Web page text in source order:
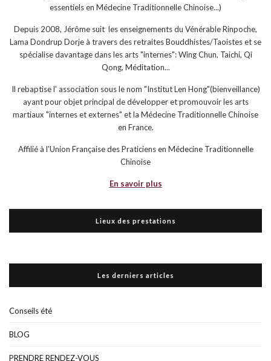
essentiels en Médecine Traditionnelle Chinoise...)
Depuis 2008, Jérôme suit les enseignements du Vénérable Rinpoche,
Lama Dondrup Dorje à travers des retraites Bouddhistes/Taoistes et se
spécialise davantage dans les arts "internes": Wing Chun, Taichi, Qi
Qong, Méditation...
Il rebaptise l' association sous le nom "Institut Len Hong"(bienveillance)
ayant pour objet principal de développer et promouvoir les arts
martiaux "internes et externes" et la Médecine Traditionnelle Chinoise
en France.
Affilié à l'Union Française des Praticiens en Médecine Traditionnelle
Chinoise
En savoir plus
Lieux des prestations
Les derniers articles
Conseils été
BLOG
PRENDRE RENDEZ-VOUS